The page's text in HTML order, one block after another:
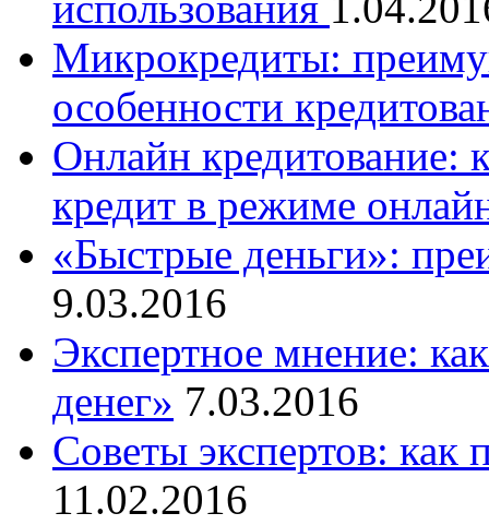
Микрокредиты:
особенности
Онлайн кредитование:
кредит в режиме
«Быстрые деньги»:
9.03.2016
Экспертное мнение:
денег» 7.03.2016
Советы экспертов: как
11.02.2016